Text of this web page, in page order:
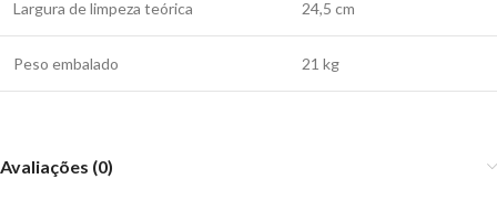
Largura de limpeza teórica 24,5 cm
Peso embalado 21 kg
Avaliações (0)